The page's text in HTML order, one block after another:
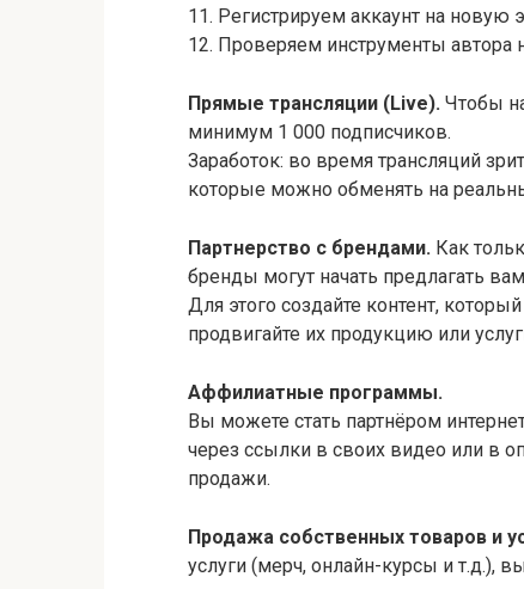
11. Регистрируем аккаунт на новую
12. Проверяем инструменты автора
Прямые трансляции (Live). Чтобы
минимум 1 000 подписчиков.
Заработок: во время трансляций
которые можно обменять на
Партнерство с брендами. Как
бренды могут начать предлагать
Для этого создайте контент,
продвигайте их продукцию или
Аффилиатные программы.
Вы можете стать партнёром
через ссылки в своих видео или в
продажи.
Продажа собственных товаров и
услуги (мерч, онлайн-курсы и т.д.),